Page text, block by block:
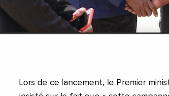
Lors de ce lancement, le Premier